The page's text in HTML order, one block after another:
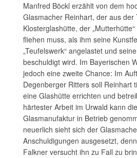
Manfred Böckl erzählt von dem
Glasmacher Reinhart, der aus der
Klosterglashütte, der
fliehen muss, als ihm seine
„Teufelswerk“ angelastet und
beschuldigt wird. Im Bayerischen
jedoch eine zweite Chance: Im
Degenberger Ritters soll Reinhart
eine Glashütte errichten und
härtester Arbeit im Urwald kann
Glasmanufaktur in Betrieb
neuerlich sieht sich der
Anschuldigungen ausgesetzt,
Falkner versucht ihn zu Fall zu